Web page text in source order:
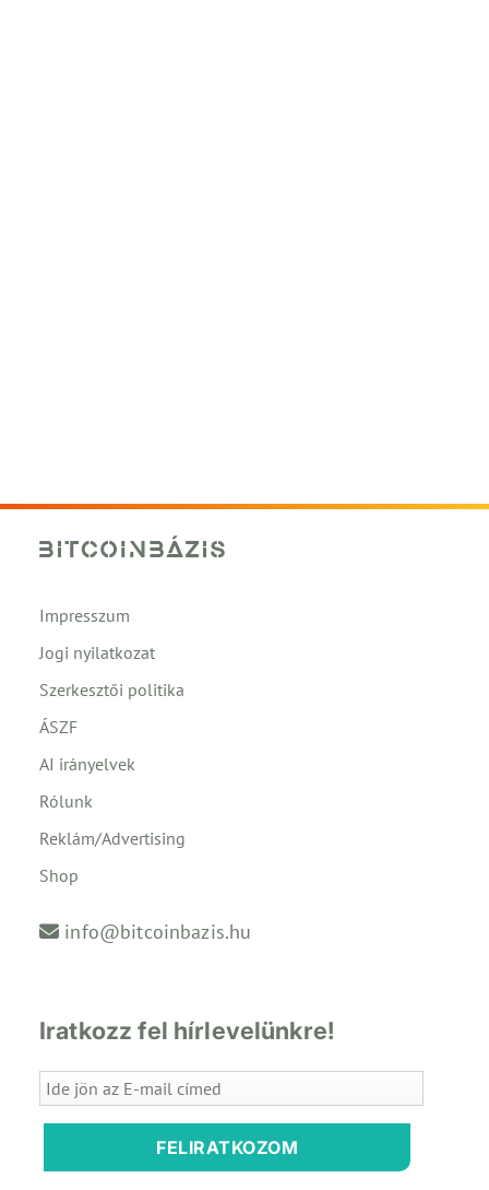
Impresszum
Jogi nyilatkozat
Szerkesztői politika
ÁSZF
AI irányelvek
Rólunk
Reklám/Advertising
Shop
info@bitcoinbazis.hu
Iratkozz fel hírlevelünkre!
FELIRATKOZOM